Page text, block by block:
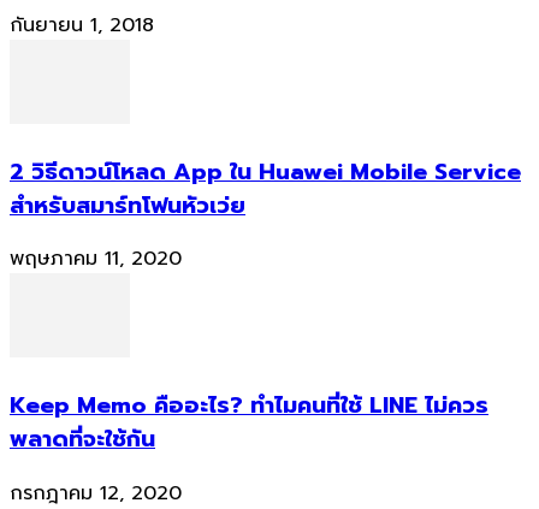
กันยายน 1, 2018
2 วิธีดาวน์โหลด App ใน Huawei Mobile Service
สำหรับสมาร์ทโฟนหัวเว่ย
พฤษภาคม 11, 2020
Keep Memo คืออะไร? ทำไมคนที่ใช้ LINE ไม่ควร
พลาดที่จะใช้กัน
กรกฎาคม 12, 2020